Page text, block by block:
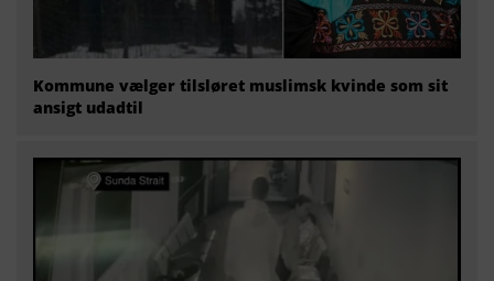
Kommune vælger tilsløret muslimsk kvinde som sit
ansigt udadtil